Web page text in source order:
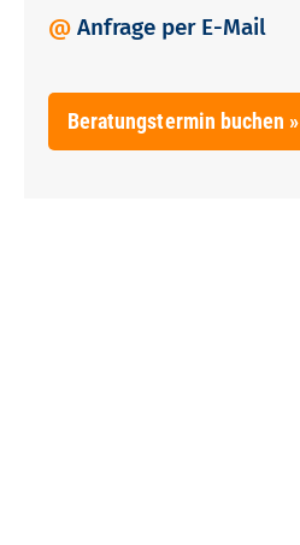
@ Anfrage per E-Mail
Beratungstermin buchen »